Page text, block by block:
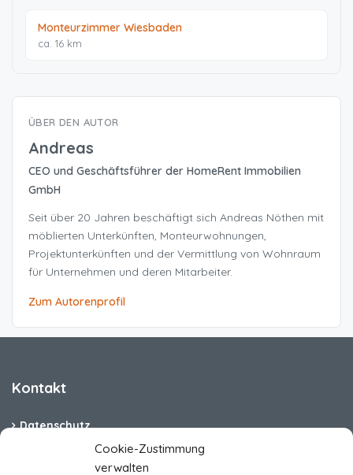
Cookie-Zustimmung
verwalten
Monteurzimmer Wiesbaden
ca. 16 km
ÜBER DEN AUTOR
Andreas
CEO und Geschäftsführer der HomeRent Immobilien
GmbH
Seit über 20 Jahren beschäftigt sich Andreas Nöthen mit
möblierten Unterkünften, Monteurwohnungen,
Projektunterkünften und der Vermittlung von Wohnraum
für Unternehmen und deren Mitarbeiter.
Zum Autorenprofil
Kontakt
Datenschutz
Cookie-Richtlinie (EU)